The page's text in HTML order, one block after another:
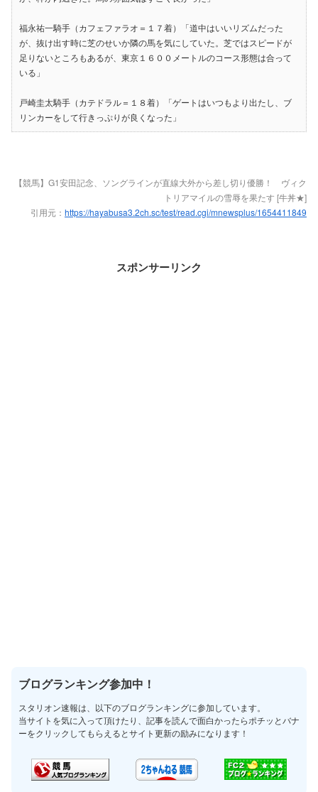
福永祐一騎手（カフェファラオ＝１７着）「道中はいいリズムだった
が、抜け出す時に芝のせいか隣の馬を気にしていた。芝ではスピードが
足りないところもあるが、東京１６００メートルのコース形態は合って
いる」
戸崎圭太騎手（カテドラル＝１８着）「ゲートはいつもより出たし、ブ
リンカーをして行きっぷりが良くなった」
【競馬】G1安田記念、ソングラインが直線大外から差し切り優勝！ ヴィク
トリアマイルの雪辱を果たす [牛丼★]
引用元： https://hayabusa3.2ch.sc/test/read.cgi/mnewsplus/1654411849
スポンサーリンク
ブログランキング参加中！
スタリオン速報は、以下のブログランキングに参加しています。
当サイトを気に入って頂けたり、記事を読んで面白かったらポチッとバナ
ーをクリックしてもらえるとサイト更新の励みになります！